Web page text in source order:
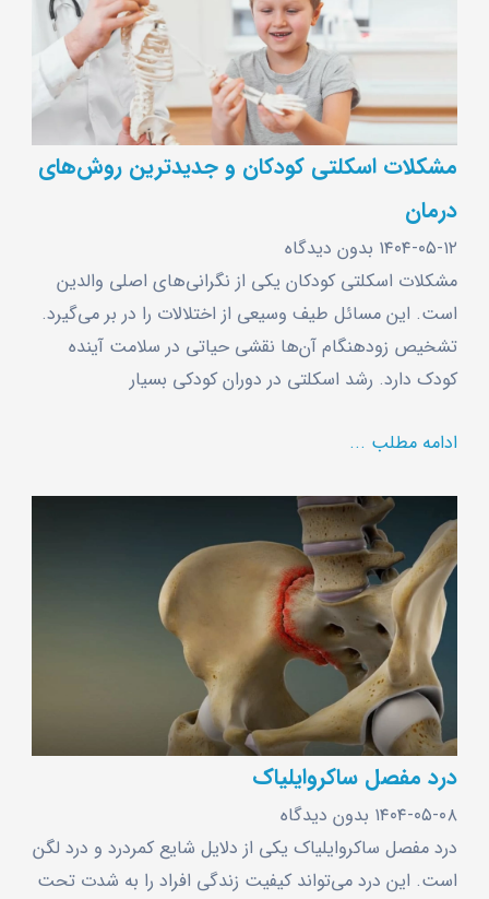
مشکلات اسکلتی کودکان و جدیدترین روش‌های
درمان
۱۴۰۴-۰۵-۱۲ بدون دیدگاه
مشکلات اسکلتی کودکان یکی از نگرانی‌های اصلی والدین
است. این مسائل طیف وسیعی از اختلالات را در بر می‌گیرد.
تشخیص زودهنگام آن‌ها نقشی حیاتی در سلامت آینده
کودک دارد. رشد اسکلتی در دوران کودکی بسیار
ادامه مطلب ...
درد مفصل ساکروایلیاک
۱۴۰۴-۰۵-۰۸ بدون دیدگاه
درد مفصل ساکروایلیاک یکی از دلایل شایع کمردرد و درد لگن
است. این درد می‌تواند کیفیت زندگی افراد را به شدت تحت